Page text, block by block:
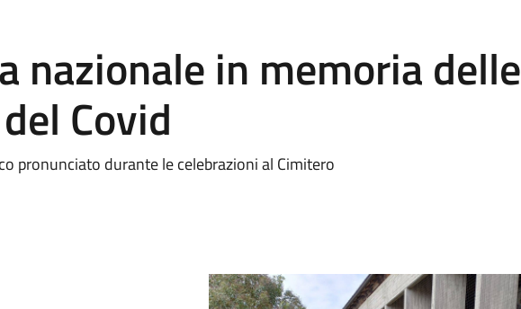
nazionale in memoria delle
Covid
pronunciato durante le celebrazioni al Cimitero